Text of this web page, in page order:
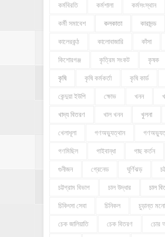
কর্মবিরতি কর্মশালা কর্মসংস্থান
কর্মী সমাবেশ কলকাতা কারাদন্ড
কালেরকন্ঠ কালোবাজারি কাঁসা
কিশোরগঞ্জ কৃত্রিম সংকট কৃষক
কৃষি কৃষি কর্মকর্তা কৃষি কার্ড
কেন্দুয়া ইউপি ক্ষোভ খনন
খাদ্য বিতরণ খাল খনন খুলনা
খেলাধূলা গণঅভ্যুত্থান
গণমিছিল গাইবান্ধা গাছ কর্তন
গুনীজন গ্রেনেড ঘূর্ণিঝড়
চট্টগ্রাম বিভাগ চাল উদ্ধার চাল
চিকিৎসা সেবা চিনিকল চুড়ান্ত
চেক জালিয়াতি চেক বিতরণ চোর